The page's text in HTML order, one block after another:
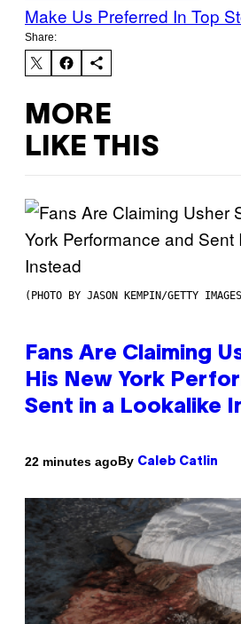
Make Us Preferred In Top
Share:
MORE
LIKE THIS
(PHOTO BY JASON KEMPIN/GETTY
Fans Are Claiming
His New York
Sent in a Lookalike
22 minutes agoBy Caleb Catlin